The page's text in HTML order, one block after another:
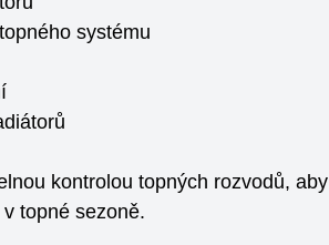
systému
kontrolou topných rozvodů, aby
topné sezoně.